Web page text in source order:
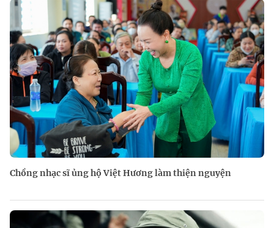
Chồng nhạc sĩ ủng hộ Việt Hương làm thiện nguyện